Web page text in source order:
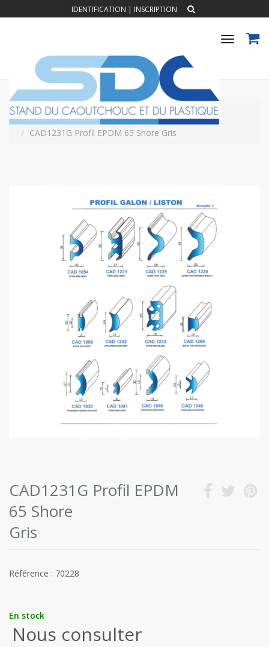
IDENTIFICATION | INSCRIPTION
Toggle
Accueil
PROFILS CAOUTCHOUC EXTRUDES
Profil Galon Liston
CAD1231G Profil EPDM 65 Shore Gris
CAD1231G Profil EPDM
65 Shore
Gris
Référence : 70228
En stock
Nous consulter